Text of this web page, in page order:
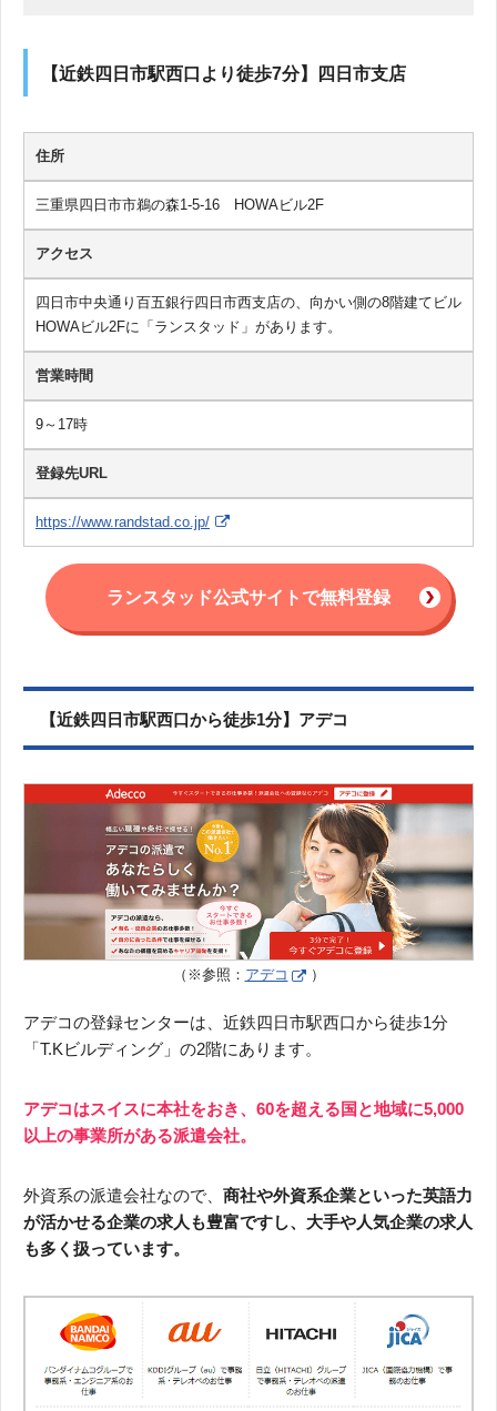
【近鉄四日市駅西口より徒歩7分】四日市支店
住所
三重県四日市市鵜の森1-5-16 HOWAビル2F
アクセス
四日市中央通り百五銀行四日市西支店の、向かい側の8階建てビル
HOWAビル2Fに「ランスタッド」があります。
営業時間
9～17時
登録先URL
https://www.randstad.co.jp/
ランスタッド公式サイトで無料登録
【近鉄四日市駅西口から徒歩1分】アデコ
（※参照： アデコ ）
アデコの登録センターは、近鉄四日市駅西口から徒歩1分
「T.Kビルディング」の2階にあります。
アデコはスイスに本社をおき、60を超える国と地域に5,000
以上の事業所がある派遣会社。
外資系の派遣会社なので、 商社や外資系企業といった英語力
が活かせる企業の求人も豊富ですし、大手や人気企業の求人
も多く扱っています。